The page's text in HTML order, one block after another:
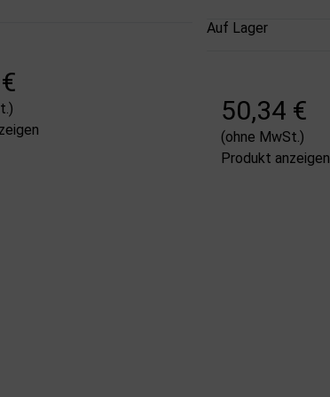
Auf Lager
50,34 €
(ohne MwSt.)
Produkt anzeigen